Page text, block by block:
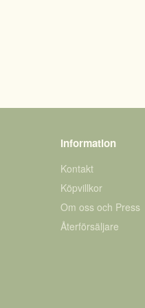
Information
Kontakt
Köpvillkor
Om oss och Press
Återförsäljare